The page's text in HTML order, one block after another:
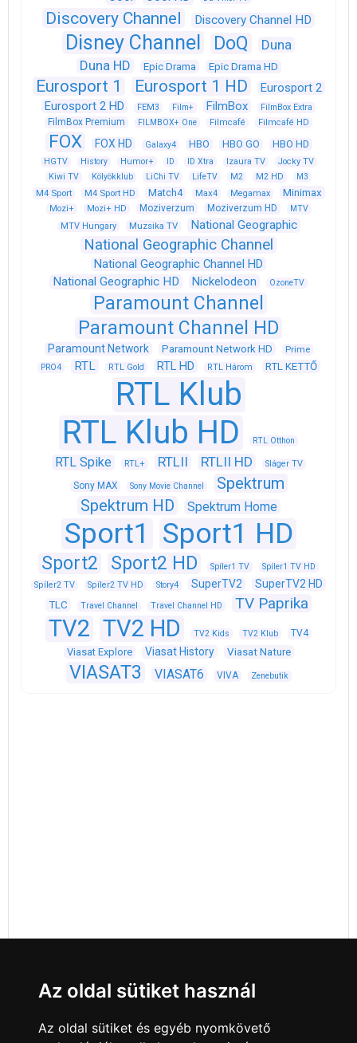
Discovery Channel Discovery Channel HD
Disney Channel DoQ
Duna
Duna HD
Epic Drama Epic Drama HD
Eurosport 1 Eurosport 1 HD
Eurosport 2
Eurosport 2 HD
FEM3 Film+ FilmBox FilmBox Extra
FilmBox Premium FILMBOX+ One Filmcafé Filmcafé HD
FOX FOX HD Galaxy4 HBO HBO GO HBO HD
HGTV History Humor+ ID ID Xtra Izaura TV
Jocky TV
Kiwi TV
Kölyökklub LiChi TV LifeTV M2 M2 HD M3
M4 Sport M4 Sport HD Match4 Max4 Megamax Minimax
Mozi+ Mozi+ HD Moziverzum Moziverzum HD
MTV
MTV Hungary
Muzsika TV National Geographic
National Geographic Channel
National Geographic Channel HD
National Geographic HD
Nickelodeon OzoneTV
Paramount Channel
Paramount Channel HD
Paramount Network Paramount Network HD Prime
PRO4 RTL RTL Gold RTL HD RTL Három RTL KETTŐ
RTL Klub
RTL Klub HD
RTL Otthon
RTL Spike RTL+ RTLII RTLII HD Sláger TV
Sony MAX Sony Movie Channel
Spektrum
Spektrum HD
Spektrum Home
Sport1 Sport1 HD
Sport2 Sport2 HD Spíler1 TV
Spíler1 TV HD
Spíler2 TV
Spíler2 TV HD Story4 SuperTV2 SuperTV2 HD
TLC Travel Channel Travel Channel HD TV Paprika
TV2 TV2 HD TV2 Kids TV2 Klub TV4
Viasat Explore Viasat History Viasat Nature
VIASAT3 VIASAT6 VIVA Zenebutik
Az oldal sütiket használ
Az oldal sütiket és egyéb nyomkövető